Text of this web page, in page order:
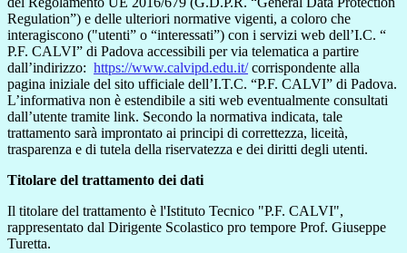
Regulation”) e delle ulteriori normative vigenti, a coloro che
interagiscono ("utenti” o “interessati”) con i servizi web dell’I.C. “
P.F. CALVI” di Padova accessibili per via telematica a partire
dall’indirizzo: https://www.calvipd.edu.it/ corrispondente alla
pagina iniziale del sito ufficiale dell’I.T.C. “P.F. CALVI” di Padova.
L’informativa non è estendibile a siti web eventualmente consultati
dall’utente tramite link. Secondo la normativa indicata, tale
trattamento sarà improntato ai principi di correttezza, liceità,
trasparenza e di tutela della riservatezza e dei diritti degli utenti.
Titolare del trattamento dei dati
Il titolare del trattamento è l'Istituto Tecnico "P.F. CALVI",
rappresentato dal Dirigente Scolastico pro tempore Prof. Giuseppe
Turetta.